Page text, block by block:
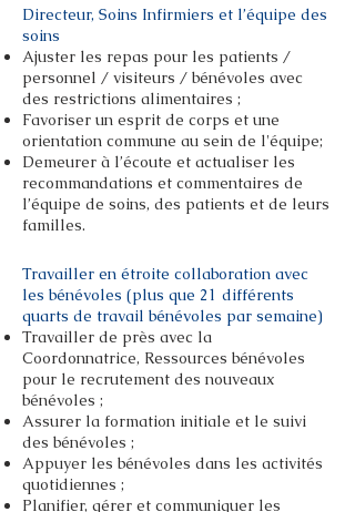
Directeur, Soins Infirmiers et l’équipe des
soins
Ajuster les repas pour les patients /
personnel / visiteurs / bénévoles avec
des restrictions alimentaires ;
Favoriser un esprit de corps et une
orientation commune au sein de l'équipe;
Demeurer à l’écoute et actualiser les
recommandations et commentaires de
l’équipe de soins, des patients et de leurs
familles.
Travailler en étroite collaboration avec
les bénévoles (plus que 21 différents
quarts de travail bénévoles par semaine)
Travailler de près avec la
Coordonnatrice, Ressources bénévoles
pour le recrutement des nouveaux
bénévoles ;
Assurer la formation initiale et le suivi
des bénévoles ;
Appuyer les bénévoles dans les activités
quotidiennes ;
Planifier, gérer et communiquer les